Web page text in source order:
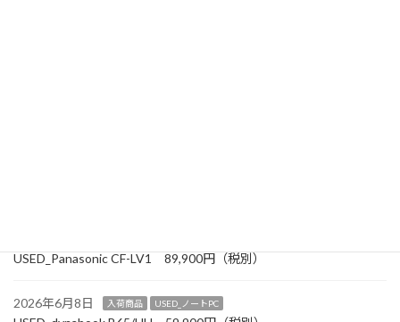
USED_Panasonic CF-LV1 89,900円（税別）
2026年6月8日 入荷商品 USED_ノートPC